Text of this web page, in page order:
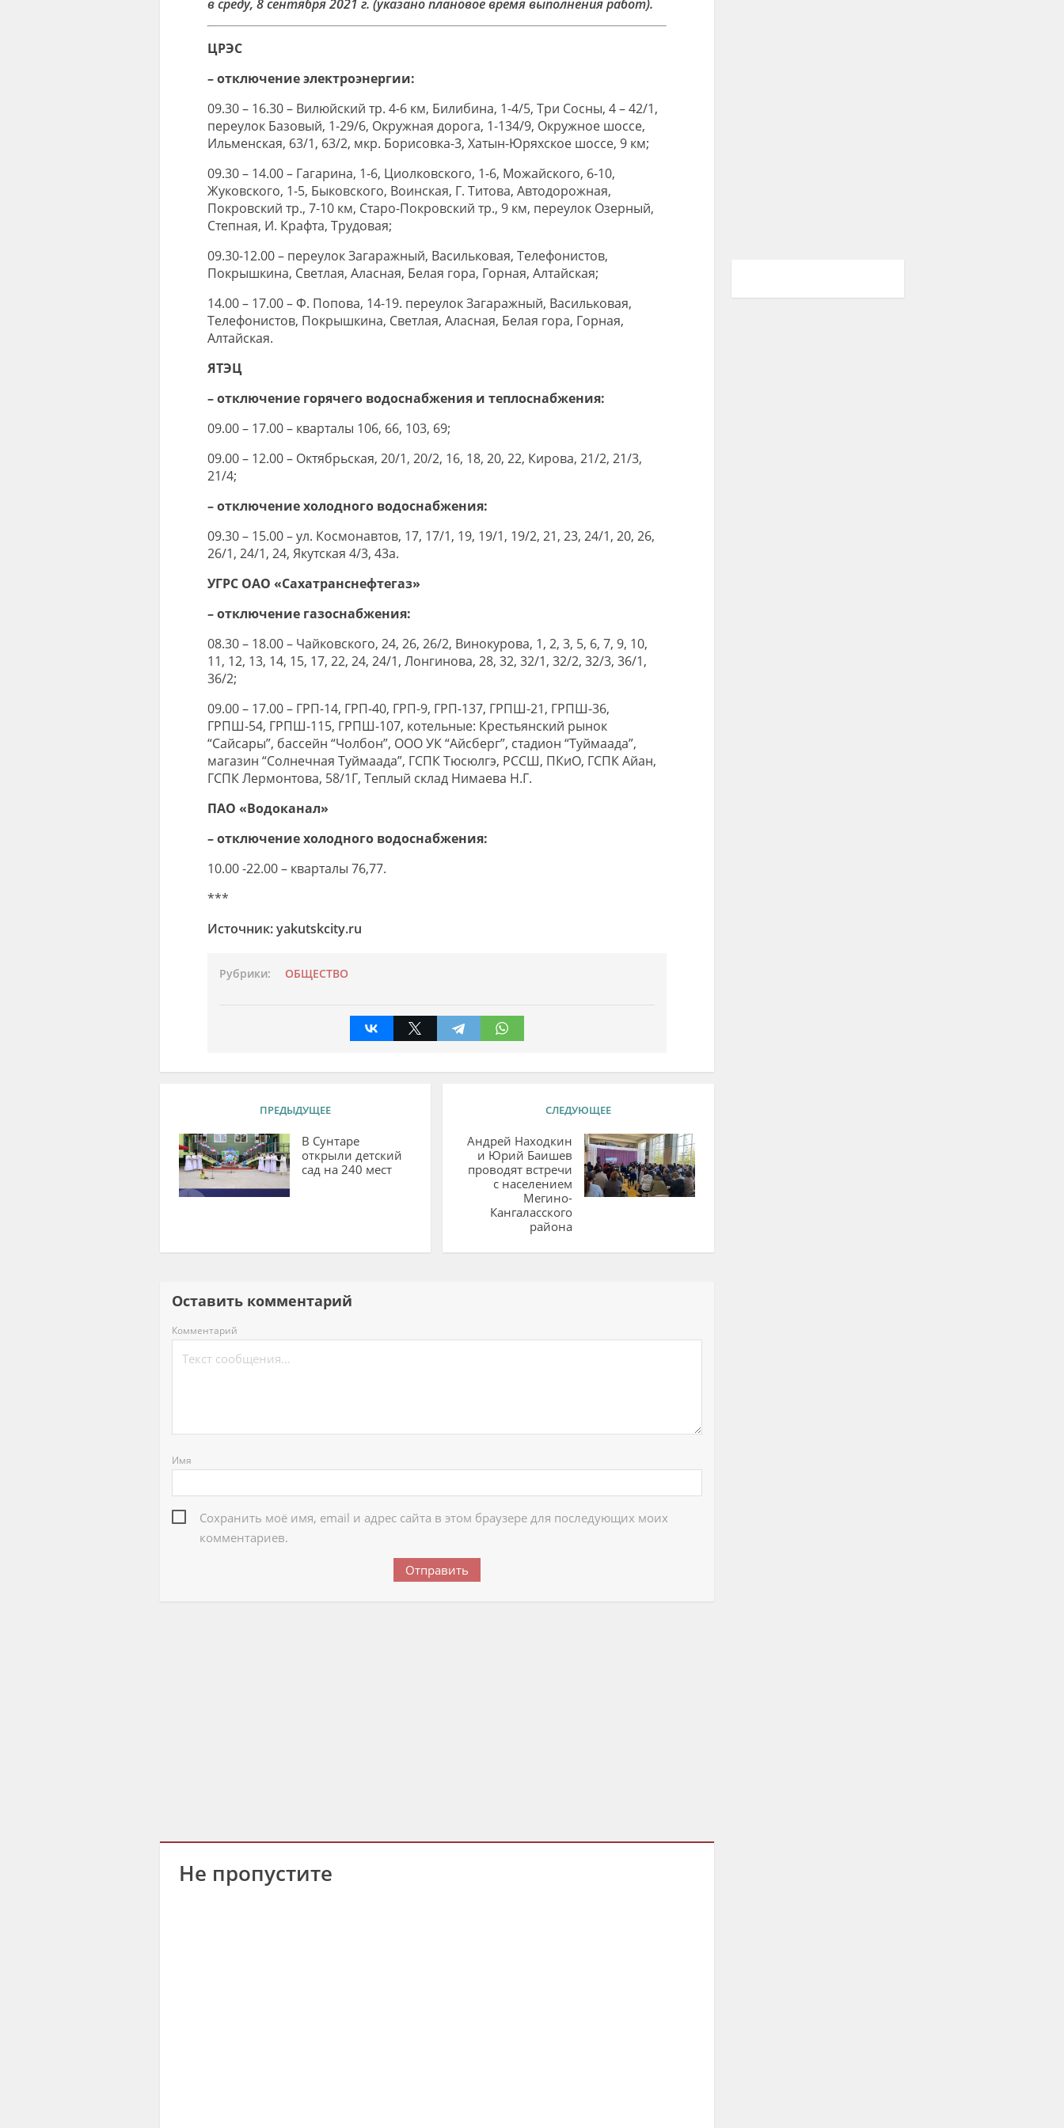
в среду, 8 сентября 2021 г. (указано плановое время выполнения работ).
ЦРЭС
– отключение электроэнергии:
09.30 – 16.30 – Вилюйский тр. 4-6 км, Билибина, 1-4/5, Три Сосны, 4 – 42/1,
переулок Базовый, 1-29/6, Окружная дорога, 1-134/9, Окружное шоссе,
Ильменская, 63/1, 63/2, мкр. Борисовка-3, Хатын-Юряхское шоссе, 9 км;
09.30 – 14.00 – Гагарина, 1-6, Циолковского, 1-6, Можайского, 6-10,
Жуковского, 1-5, Быковского, Воинская, Г. Титова, Автодорожная,
Покровский тр., 7-10 км, Старо-Покровский тр., 9 км, переулок Озерный,
Степная, И. Крафта, Трудовая;
09.30-12.00 – переулок Загаражный, Васильковая, Телефонистов,
Покрышкина, Светлая, Аласная, Белая гора, Горная, Алтайская;
14.00 – 17.00 – Ф. Попова, 14-19. переулок Загаражный, Васильковая,
Телефонистов, Покрышкина, Светлая, Аласная, Белая гора, Горная,
Алтайская.
ЯТЭЦ
– отключение горячего водоснабжения и теплоснабжения:
09.00 – 17.00 – кварталы 106, 66, 103, 69;
09.00 – 12.00 – Октябрьская, 20/1, 20/2, 16, 18, 20, 22, Кирова, 21/2, 21/3,
21/4;
– отключение холодного водоснабжения:
09.30 – 15.00 – ул. Космонавтов, 17, 17/1, 19, 19/1, 19/2, 21, 23, 24/1, 20, 26,
26/1, 24/1, 24, Якутская 4/3, 43а.
УГРС ОАО «Сахатранснефтегаз»
– отключение газоснабжения:
08.30 – 18.00 – Чайковского, 24, 26, 26/2, Винокурова, 1, 2, 3, 5, 6, 7, 9, 10,
11, 12, 13, 14, 15, 17, 22, 24, 24/1, Лонгинова, 28, 32, 32/1, 32/2, 32/3, 36/1,
36/2;
09.00 – 17.00 – ГРП-14, ГРП-40, ГРП-9, ГРП-137, ГРПШ-21, ГРПШ-36,
ГРПШ-54, ГРПШ-115, ГРПШ-107, котельные: Крестьянский рынок
“Сайсары”, бассейн “Чолбон”, ООО УК “Айсберг”, стадион “Туймаада”,
магазин “Солнечная Туймаада”, ГСПК Тюсюлгэ, РССШ, ПКиО, ГСПК Айан,
ГСПК Лермонтова, 58/1Г, Теплый склад Нимаева Н.Г.
ПАО «Водоканал»
– отключение холодного водоснабжения:
10.00 -22.00 – кварталы 76,77.
***
Источник: yakutskcity.ru
Рубрики: ОБЩЕСТВО
ПРЕДЫДУЩЕЕ
В Сунтаре
открыли детский
сад на 240 мест
СЛЕДУЮЩЕЕ
Андрей Находкин
и Юрий Баишев
проводят встречи
с населением
Мегино-
Кангаласского
района
Оставить комментарий
Комментарий
Имя
Сохранить моё имя, email и адрес сайта в этом браузере для последующих моих
комментариев.
Не пропустите